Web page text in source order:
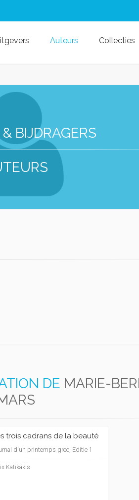
Auteurs Collecties
BIJDRAGERS
DE MARIE-
trois cadrans de la beauté
d'un printemps grec, Editie 1
Katikakis